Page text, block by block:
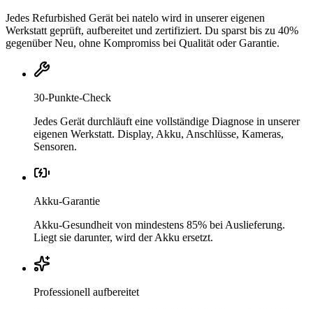
Jedes Refurbished Gerät bei natelo wird in unserer eigenen
Werkstatt geprüft, aufbereitet und zertifiziert. Du sparst bis zu 40%
gegenüber Neu, ohne Kompromiss bei Qualität oder Garantie.
30-Punkte-Check
Jedes Gerät durchläuft eine vollständige Diagnose in unserer
eigenen Werkstatt. Display, Akku, Anschlüsse, Kameras,
Sensoren.
Akku-Garantie
Akku-Gesundheit von mindestens 85% bei Auslieferung.
Liegt sie darunter, wird der Akku ersetzt.
Professionell aufbereitet